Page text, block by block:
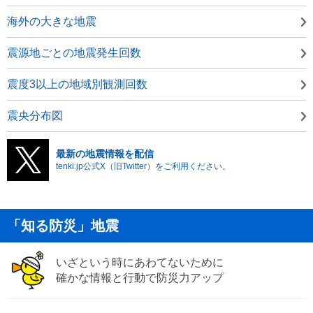
海外の大きな地震
震源地ごとの地震発生回数
震度3以上の地域別観測回数
震央分布図
最新の地震情報を配信
tenki.jp公式X（旧Twitter）をご利用ください。
「知る防災」地震
いざという時にあわてないために
確かな情報と行動で防災力アップ